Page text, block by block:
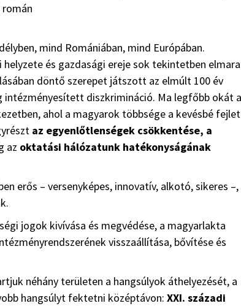
román
mind Romániában, mind Európában.
és gazdasági ereje sok tekintetben
döntő szerepet játszott az elmúlt 100 év
intézményesített diszkrimináció. Ma legfőbb okát a
ahol a magyarok többsége a kevésbé
az egyenlőtlenségek csökkentése, a
az oktatási hálózatunk hatékonyságának
erős – versenyképes, innovatív, alkotó, sikeres –,
jogok kivívása és megvédése, a magyarlakta
visszaállítása, bővítése és
néhány területen a hangsúlyok áthelyezését, a
hangsúlyt fektetni középtávon: XXI. századi